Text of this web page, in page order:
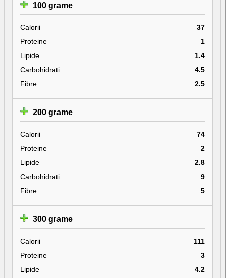
100 grame
Calorii
37
Proteine
1
Lipide
1.4
Carbohidrati
4.5
Fibre
2.5
200 grame
Calorii
74
Proteine
2
Lipide
2.8
Carbohidrati
9
Fibre
5
300 grame
Calorii
111
Proteine
3
Lipide
4.2